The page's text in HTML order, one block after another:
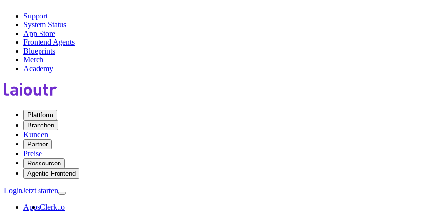
Support
System Status
App Store
Frontend Agents
Blueprints
Merch
Academy
Plattform
Branchen
Kunden
Partner
Preise
Ressourcen
Agentic Frontend
LoginJetzt starten
AppsClerk.io